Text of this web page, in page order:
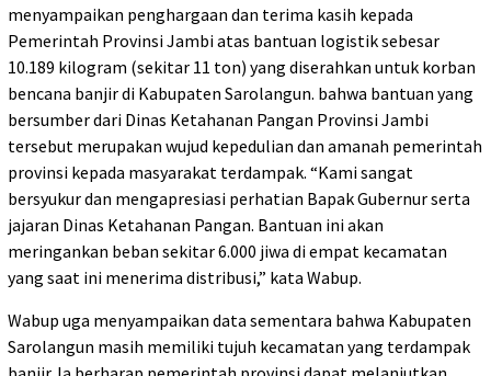
menyampaikan penghargaan dan terima kasih kepada
Pemerintah Provinsi Jambi atas bantuan logistik sebesar
10.189 kilogram (sekitar 11 ton) yang diserahkan untuk korban
bencana banjir di Kabupaten Sarolangun. bahwa bantuan yang
bersumber dari Dinas Ketahanan Pangan Provinsi Jambi
tersebut merupakan wujud kepedulian dan amanah pemerintah
provinsi kepada masyarakat terdampak. “Kami sangat
bersyukur dan mengapresiasi perhatian Bapak Gubernur serta
jajaran Dinas Ketahanan Pangan. Bantuan ini akan
meringankan beban sekitar 6.000 jiwa di empat kecamatan
yang saat ini menerima distribusi,” kata Wabup.
Wabup uga menyampaikan data sementara bahwa Kabupaten
Sarolangun masih memiliki tujuh kecamatan yang terdampak